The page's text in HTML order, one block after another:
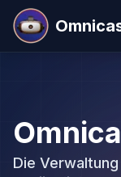
Die